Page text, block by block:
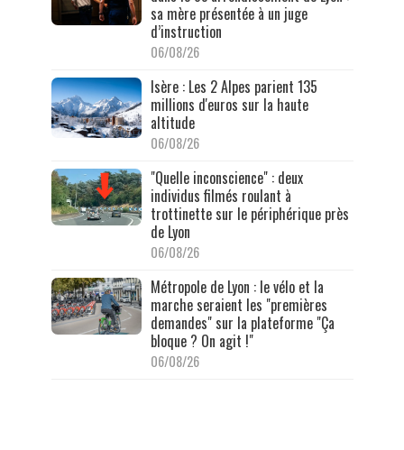
sa mère présentée à un juge
d’instruction
06/08/26
Isère : Les 2 Alpes parient 135
millions d'euros sur la haute
altitude
06/08/26
"Quelle inconscience" : deux
individus filmés roulant à
trottinette sur le périphérique près
de Lyon
06/08/26
Métropole de Lyon : le vélo et la
marche seraient les "premières
demandes" sur la plateforme "Ça
bloque ? On agit !"
06/08/26